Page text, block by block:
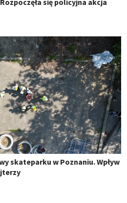
się policyjna akcja
skateparku w Poznaniu. Wpływ